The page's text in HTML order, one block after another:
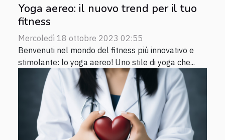
Yoga aereo: il nuovo trend per il tuo
fitness
Mercoledì 18 ottobre 2023 02:55
Benvenuti nel mondo del fitness più innovativo e
stimolante: lo yoga aereo! Uno stile di yoga che...